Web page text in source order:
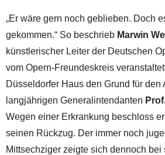
„Er wäre gern noch geblieben. Doch
gekommen.“ So beschrieb Marwin
künstlerischer Leiter der Deutschen
vom Opern-Freundeskreis
Düsseldorfer Haus den Grund für den
langjährigen Generalintendanten
Wegen einer Erkrankung beschloss
seinen Rückzug. Der immer noch
Mittsechziger zeigte sich dennoch